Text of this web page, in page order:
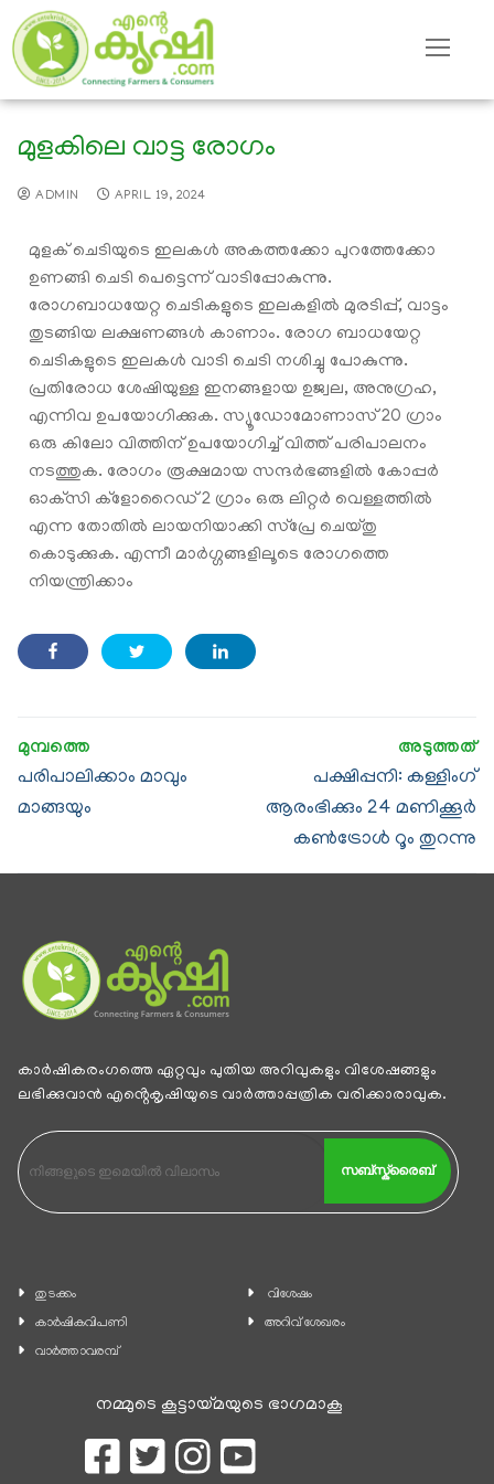
മുളകിലെ വാട്ട രോഗം
ADMIN APRIL 19, 2024
മുളക് ചെടിയുടെ ഇലകൾ അകത്തക്കോ പുറത്തേക്കോ
ഉണങ്ങി ചെടി പെട്ടെന്ന് വാടിപ്പോകുന്നു.
രോഗബാധയേറ്റ ചെടികളുടെ ഇലകളിൽ മുരടിപ്പ്, വാട്ടം
തുടങ്ങിയ ലക്ഷണങ്ങൾ കാണാം. രോഗ ബാധയേറ്റ
ചെടികളുടെ ഇലകൾ വാടി ചെടി നശിച്ചു പോകുന്നു.
പ്രതിരോധ ശേഷിയുള്ള ഇനങ്ങളായ ഉജ്വല, അനുഗ്രഹ,
എന്നിവ ഉപയോഗിക്കുക. സ്യൂഡോമോണാസ് 20 ഗ്രാം
ഒരു കിലോ വിത്തിന് ഉപയോഗിച്ച് വിത്ത് പരിപാലനം
നടത്തുക. രോഗം രൂക്ഷമായ സന്ദർഭങ്ങളിൽ കോപ്പർ
ഓക്‌സി ക്ളോറൈഡ് 2 ഗ്രാം ഒരു ലിറ്റർ വെള്ളത്തിൽ
എന്ന തോതിൽ ലായനിയാക്കി സ്പ്രേ ചെയ്തു
കൊടുക്കുക. എന്നീ മാർഗ്ഗങ്ങളിലൂടെ രോഗത്തെ
നിയന്ത്രിക്കാം
പരിപാലിക്കാം മാവും
മാങ്ങയും
പക്ഷിപ്പനി: കള്ളിംഗ്
ആരംഭിക്കും 24 മണിക്കൂര്‍
കണ്‍ട്രോള്‍ റൂം തുറന്നു
കാര്‍ഷികരംഗത്തെ ഏറ്റവും പുതിയ അറിവുകളും വിശേഷങ്ങളും
ലഭിക്കുവാന്‍ എൻ്റെകൃഷിയുടെ വാര്‍ത്താപ്പത്രിക വരിക്കാരാവുക.
സബ്സ്ക്രൈബ്
തുടക്കം
കാ‍ർഷികവിപണി
വാര്‍ത്താവരമ്പ്
വിശേഷം
അറിവ് ശേഖരം
നമ്മുടെ കൂട്ടായ്മയുടെ ഭാഗമാകൂ